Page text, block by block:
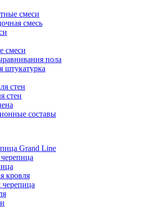
смеси
смесь
смеси
пола
штукатурка
стен
стен
составы
Grand Line
кровля